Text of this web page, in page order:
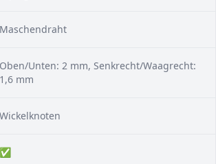
Maschendraht
Oben/Unten: 2 mm, Senkrecht/Waagrecht:
1,6 mm
Wickelknoten
✅